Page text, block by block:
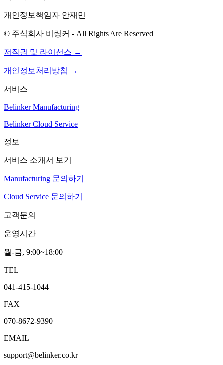
개인정보책임자 안재민
© 주식회사 비링커 - All Rights Are Reserved
저작권 및 라이선스 →
개인정보처리방침 →
서비스
Belinker Manufacturing
Belinker Cloud Service
정보
서비스 소개서 보기
Manufacturing 문의하기
Cloud Service 문의하기
고객문의
운영시간
월-금, 9:00~18:00
TEL
041-415-1044
FAX
070-8672-9390
EMAIL
support@belinker.co.kr